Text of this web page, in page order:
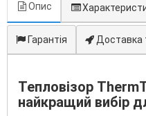
Опис
Гарантія Доставка
Тепловізор
найкращий вибір